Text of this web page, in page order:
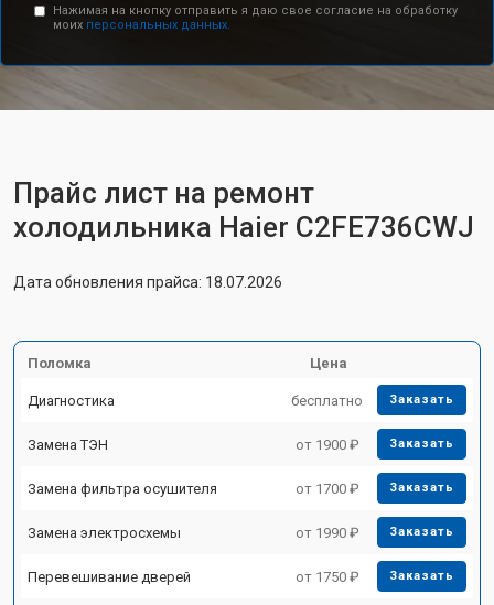
Нажимая на кнопку отправить я даю свое согласие на обработку
моих персональных данных.
Прайс лист на ремонт
холодильника Haier C2FE736CWJ
Дата обновления прайса: 18.07.2026
Поломка Цена
Диагностика бесплатно Заказать
Замена ТЭН от 1900 ₽ Заказать
Замена фильтра осушителя от 1700 ₽ Заказать
Замена электросхемы от 1990 ₽ Заказать
Перевешивание дверей от 1750 ₽ Заказать